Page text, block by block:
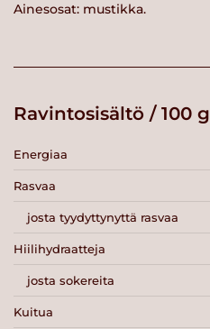
Ainesosat: mustikka.
Ravintosisältö / 100 g
Energiaa
Rasvaa
josta tyydyttynyttä rasvaa
Hiilihydraatteja
josta sokereita
Kuitua